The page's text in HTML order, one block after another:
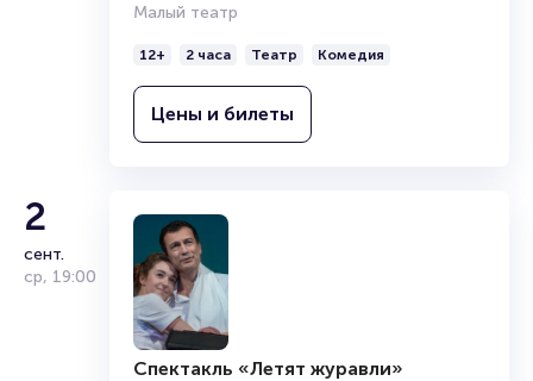
Малый театр
12+ 2 часа Театр Комедия
Цены и билеты
2
сент.
ср, 19:00
Спектакль «Летят журавли»